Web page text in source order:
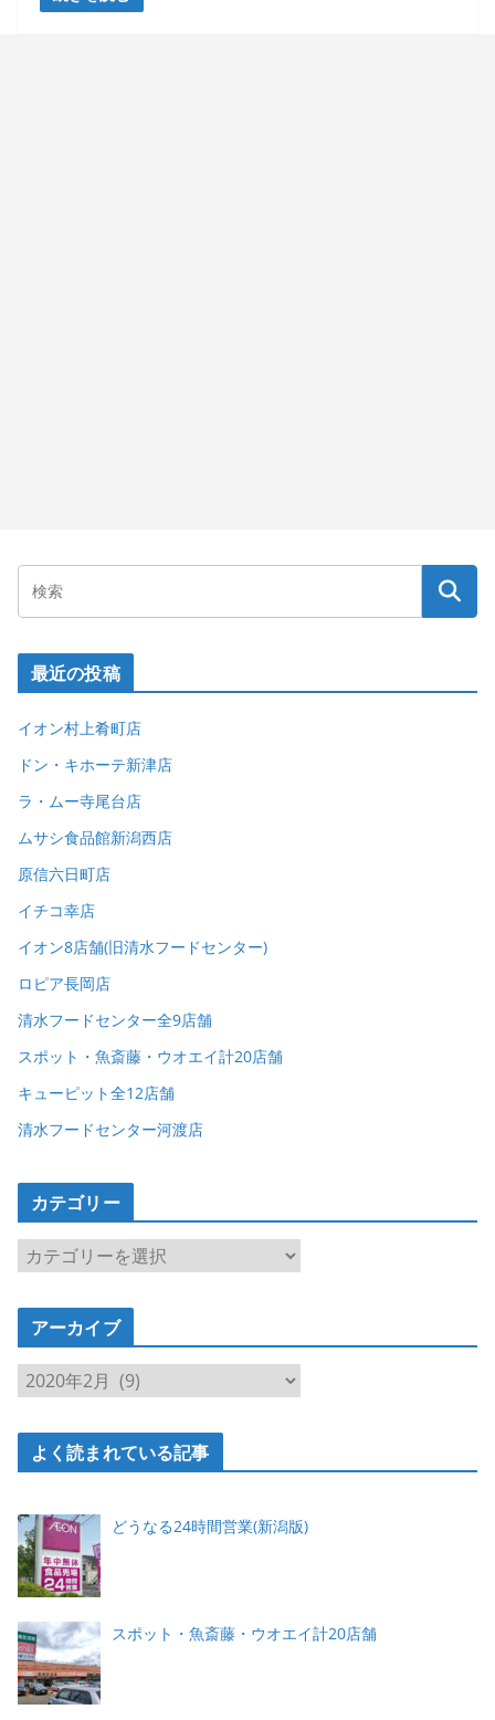
最近の投稿
イオン村上肴町店
ドン・キホーテ新津店
ラ・ムー寺尾台店
ムサシ食品館新潟西店
原信六日町店
イチコ幸店
イオン8店舗(旧清水フードセンター)
ロピア長岡店
清水フードセンター全9店舗
スポット・魚斎藤・ウオエイ計20店舗
キューピット全12店舗
清水フードセンター河渡店
カテゴリー
カ
ゴ
ー
アーカイブ
ア
カ
よく読まれている記事
どうなる24時間営業(新潟版)
スポット・魚斎藤・ウオエイ計20店舗